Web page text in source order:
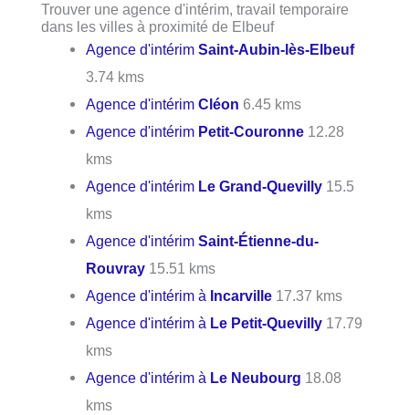
Trouver une agence d'intérim, travail temporaire
dans les villes à proximité de Elbeuf
Agence d'intérimSaint-Aubin-lès-Elbeuf
3.74 kms
Agence d'intérimCléon 6.45 kms
Agence d'intérim Petit-Couronne 12.28
kms
Agence d'intérim Le Grand-Quevilly 15.5
kms
Agence d'intérimSaint-Étienne-du-
Rouvray 15.51 kms
Agence d'intérim à Incarville 17.37 kms
Agence d'intérim à Le Petit-Quevilly 17.79
kms
Agence d'intérim à Le Neubourg 18.08
kms